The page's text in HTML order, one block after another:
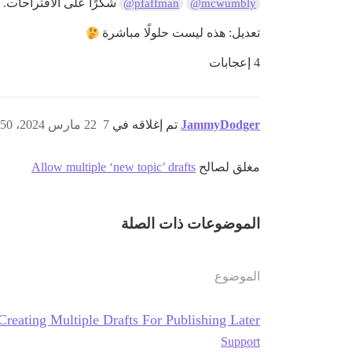
@mcwumbly
@pfaffman
تعديل: هذه ليست حلولًا مباشرة
4 إعجابات
JammyDodger تم إغلاقه في 22 مارس 2024، 5:50ص 7
مغلق لصالح Allow multiple ‘new topic’ drafts
الموضوعات ذات الصلة
الموضوع
Multiple Drafts For Publishing Later
Support